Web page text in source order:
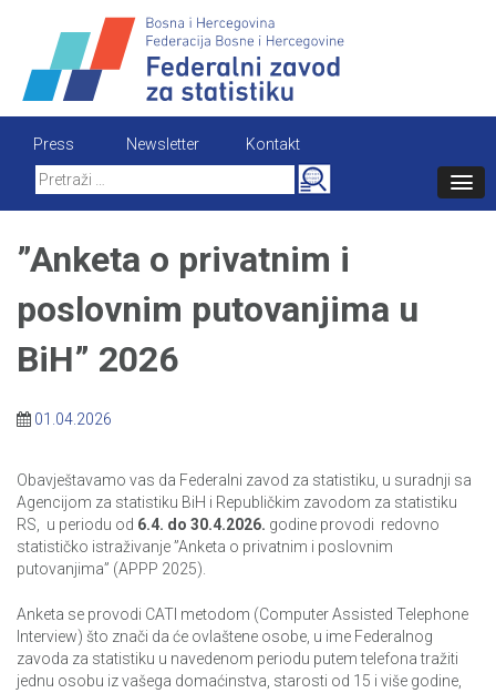
content
Press Newsletter
Kontakt
Search
for:
”Anketa o privatnim i
poslovnim putovanjima u
BiH” 2026
01.04.2026
Obavještavamo vas da Federalni zavod za statistiku, u suradnji sa
Agencijom za statistiku BiH i Republičkim zavodom za statistiku
RS, u periodu od 6.4. do 30.4.2026. godine provodi redovno
statističko istraživanje ”Anketa o privatnim i poslovnim
putovanjima” (APPP 2025).
Anketa se provodi CATI metodom (Computer Assisted Telephone
Interview) što znači da će ovlaštene osobe, u ime Federalnog
zavoda za statistiku u navedenom periodu putem telefona tražiti
jednu osobu iz vašega domaćinstva, starosti od 15 i više godine,